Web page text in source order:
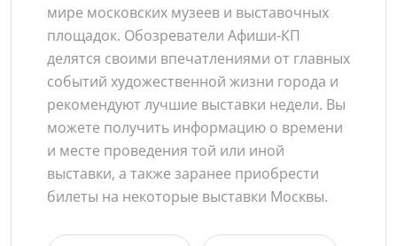
мире московских музеев и выставочных
площадок. Обозреватели Афиши-КП
делятся своими впечатлениями от главных
событий художественной жизни города и
рекомендуют лучшие выставки недели. Вы
можете получить информацию о времени
и месте проведения той или иной
выставки, а также заранее приобрести
билеты на некоторые выставки Москвы.